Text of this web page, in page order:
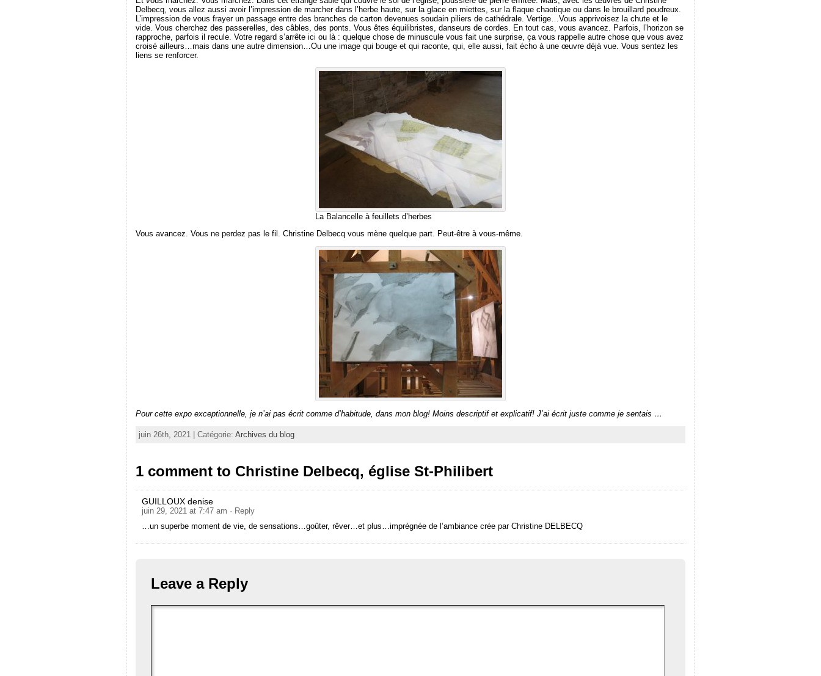
Delbecq, vous allez aussi avoir l’impression de marcher dans l’herbe haute, sur la glace en miettes, sur la flaque chaotique ou dans le brouillard poudreux.
L’impression de vous frayer un passage entre des branches de carton devenues soudain piliers de cathédrale. Vertige…Vous apprivoisez la chute et le
vide. Vous cherchez des passerelles, des câbles, des ponts. Vous êtes équilibristes, danseurs de cordes. En tout cas, vous avancez. Parfois, l’horizon se
rapproche, parfois il recule. Votre regard s’arrête ici ou là : quelque chose de minuscule vous fait une surprise, ça vous rappelle autre chose que vous avez
croisé ailleurs…mais dans une autre dimension…Ou une image qui bouge et qui raconte, qui, elle aussi, fait écho à une œuvre déjà vue. Vous sentez les
liens se renforcer.
La Balancelle à feuillets d’herbes
Vous avancez. Vous ne perdez pas le fil. Christine Delbecq vous mène quelque part. Peut-être à vous-même.
Pour cette expo exceptionnelle, je n’ai pas écrit comme d’habitude, dans mon blog! Moins descriptif et explicatif! J’ai écrit juste comme je sentais …
juin 26th, 2021 | Catégorie: Archives du blog
1 comment to Christine Delbecq, église St-Philibert
GUILLOUX denise
juin 29, 2021 at 7:47 am · Reply
…un superbe moment de vie, de sensations…goûter, rêver…et plus…imprégnée de l’ambiance crée par Christine DELBECQ
Leave a Reply